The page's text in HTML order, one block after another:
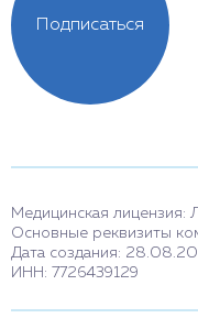
Подписаться
Медицинская
Основные реквизиты
Дата создания:
ИНН: 7726439129